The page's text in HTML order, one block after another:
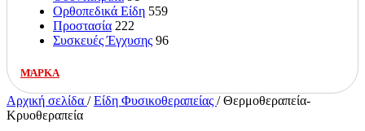
Ορθοπεδικά Είδη 559
Προστασία 222
Συσκευές Έγχυσης 96
ΜΑΡΚΑ
Αρχική σελίδα / Είδη Φυσικοθεραπείας / Θερμοθεραπεία-
Κρυοθεραπεία